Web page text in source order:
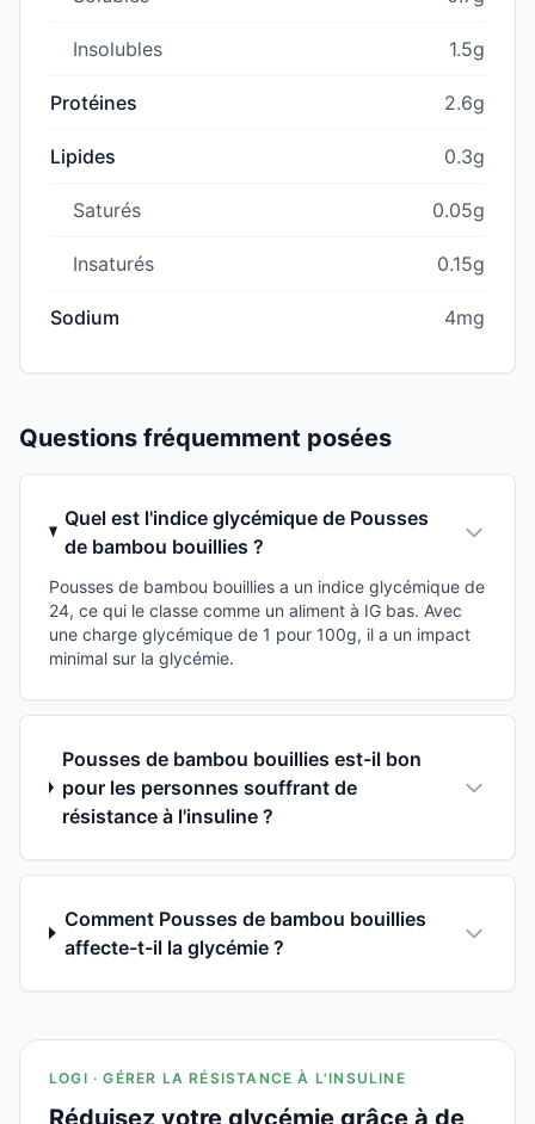
Insolubles 1.5g
Protéines 2.6g
Lipides 0.3g
Saturés 0.05g
Insaturés 0.15g
Sodium 4mg
Questions fréquemment posées
Quel est l'indice glycémique de Pousses
de bambou bouillies ?
Pousses de bambou bouillies a un indice glycémique de
24, ce qui le classe comme un aliment à IG bas. Avec
une charge glycémique de 1 pour 100g, il a un impact
minimal sur la glycémie.
Pousses de bambou bouillies est-il bon
pour les personnes souffrant de
résistance à l'insuline ?
Comment Pousses de bambou bouillies
affecte-t-il la glycémie ?
LOGI · GÉRER LA RÉSISTANCE À L'INSULINE
Réduisez votre glycémie grâce à de